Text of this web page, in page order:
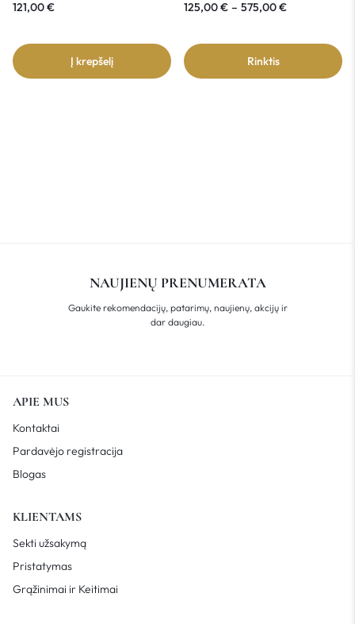
121,00€
Į krepšelį
125,00€ – 575,00€
Rinktis
NAUJIENŲ PRENUMERATA
Gaukite rekomendacijų, patarimų, naujienų, akcijų ir
dar daugiau.
APIE MUS
Kontaktai
Pardavėjo registracija
Blogas
KLIENTAMS
Sekti užsakymą
Pristatymas
Grąžinimai ir Keitimai